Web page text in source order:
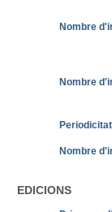
Nombre
Nombre
Nombre
EDICIONS